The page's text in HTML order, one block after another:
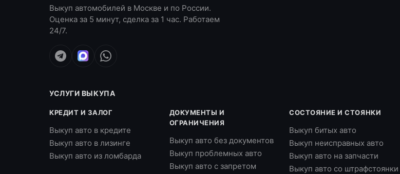
Выкуп автомобилей в Москве и по России.
Оценка за 5 минут, сделка за 1 час. Работаем
24/7.
УСЛУГИ ВЫКУПА
КРЕДИТ И ЗАЛОГ
Выкуп авто в кредите
Выкуп авто в лизинге
Выкуп авто из ломбарда
ДОКУМЕНТЫ И
ОГРАНИЧЕНИЯ
Выкуп авто без документов
Выкуп проблемных авто
Выкуп авто с запретом
СОСТОЯНИЕ И СТОЯНКИ
Выкуп битых авто
Выкуп неисправных авто
Выкуп авто на запчасти
Выкуп авто со штрафстоянки